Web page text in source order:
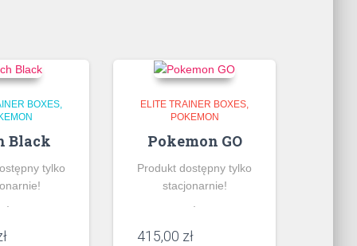
BOXES
Black
tylko
.
ELITE TRAINER BOXES
POKEMON
Pokemon GO
Produkt dostępny tylko
stacjonarnie!
.
415,00 zł